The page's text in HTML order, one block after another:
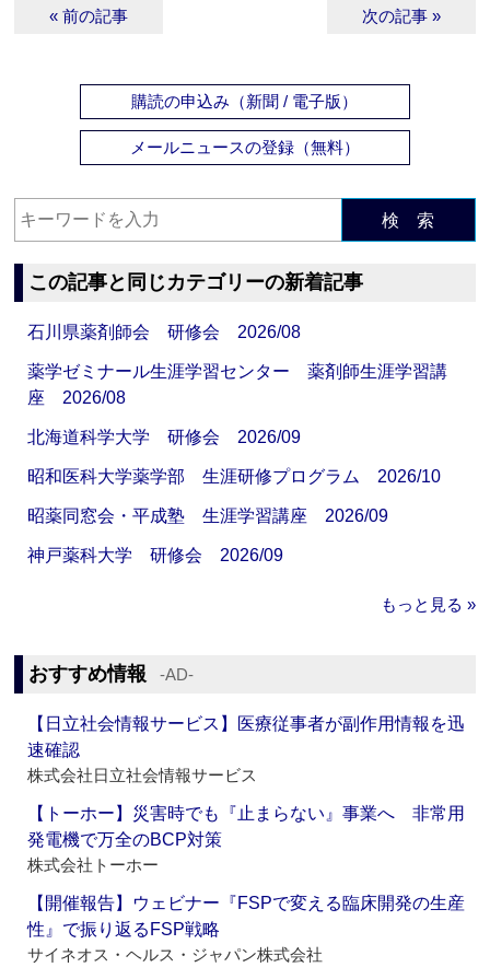
« 前の記事 次の記事 »
購読の申込み（新聞 / 電子版）
メールニュースの登録（無料）
検 索
この記事と同じカテゴリーの新着記事
石川県薬剤師会 研修会 2026/08
薬学ゼミナール生涯学習センター 薬剤師生涯学習講
座 2026/08
北海道科学大学 研修会 2026/09
昭和医科大学薬学部 生涯研修プログラム 2026/10
昭薬同窓会・平成塾 生涯学習講座 2026/09
神戸薬科大学 研修会 2026/09
もっと見る »
おすすめ情報 ‐AD‐
【日立社会情報サービス】医療従事者が副作用情報を迅
速確認
株式会社日立社会情報サービス
【トーホー】災害時でも『止まらない』事業へ 非常用
発電機で万全のBCP対策
株式会社トーホー
【開催報告】ウェビナー『FSPで変える臨床開発の生産
性』で振り返るFSP戦略
サイネオス・ヘルス・ジャパン株式会社